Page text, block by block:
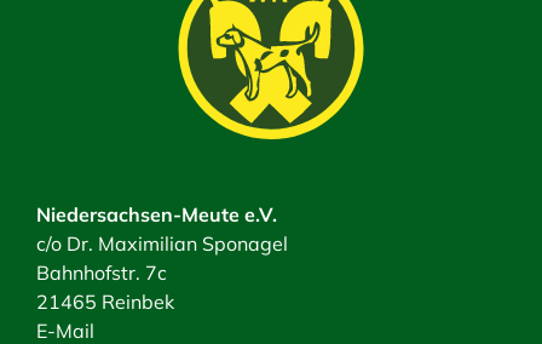
Niedersachsen-Meute e.V.
c/o Dr. Maximilian Sponagel
Bahnhofstr. 7c
21465 Reinbek
E-Mail